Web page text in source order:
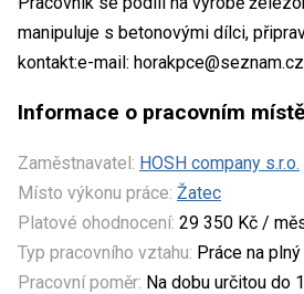
manipuluje s betonovými dílci,
kontakt:e-mail: horakpce@seznam.cz
Informace o pracovním místě
Zaměstnavatel: HOSH company s.r.o.
Místo výkonu práce: Žatec
Platové ohodnocení: 29 350 Kč /
Typ pracovního vztahu: Práce na
Pracovní poměr: Na dobu určitou do